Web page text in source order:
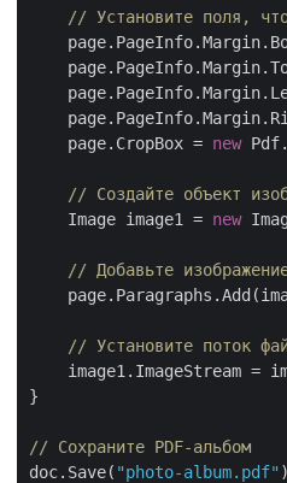
// Установите поля,
    page.CropBox =
new
// Создайте объект
    Image image1 =
new
// Добавьте
// Установите поток
image1.ImageStream =
}
// Сохраните PDF-альбом
doc.Save( "photo-album.pdf"